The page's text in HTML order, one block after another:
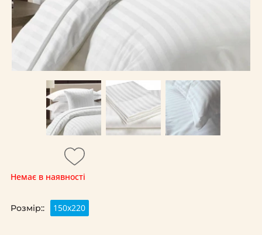
Немає в наявності
Розмір:: 150x220